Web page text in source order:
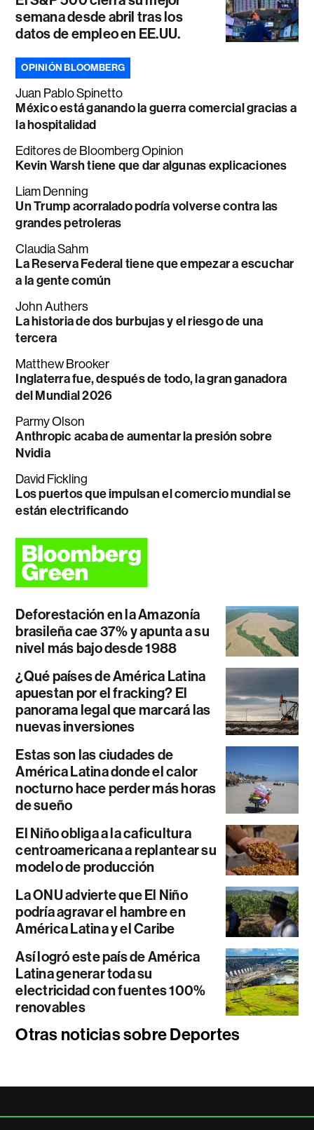
semana desde abril tras los
datos de empleo en EE.UU.
OPINIÓN BLOOMBERG
Juan Pablo Spinetto
México está ganando la guerra comercial gracias a
la hospitalidad
Editores de Bloomberg Opinion
Kevin Warsh tiene que dar algunas explicaciones
Liam Denning
Un Trump acorralado podría volverse contra las
grandes petroleras
Claudia Sahm
La Reserva Federal tiene que empezar a escuchar
a la gente común
John Authers
La historia de dos burbujas y el riesgo de una
tercera
Matthew Brooker
Inglaterra fue, después de todo, la gran ganadora
del Mundial 2026
Parmy Olson
Anthropic acaba de aumentar la presión sobre
Nvidia
David Fickling
Los puertos que impulsan el comercio mundial se
están electrificando
Deforestación en la Amazonía
brasileña cae 37% y apunta a su
nivel más bajo desde 1988
¿Qué países de América Latina
apuestan por el fracking? El
panorama legal que marcará las
nuevas inversiones
Estas son las ciudades de
América Latina donde el calor
nocturno hace perder más horas
de sueño
El Niño obliga a la caficultura
centroamericana a replantear su
modelo de producción
La ONU advierte que El Niño
podría agravar el hambre en
América Latina y el Caribe
Así logró este país de América
Latina generar toda su
electricidad con fuentes 100%
renovables
Otras noticias sobre Deportes